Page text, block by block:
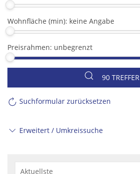
Wohnfläche (min): keine Angabe
Preisrahmen: unbegrenzt
90 TREFFER
Suchformular zurücksetzen
Erweitert / Umkreissuche